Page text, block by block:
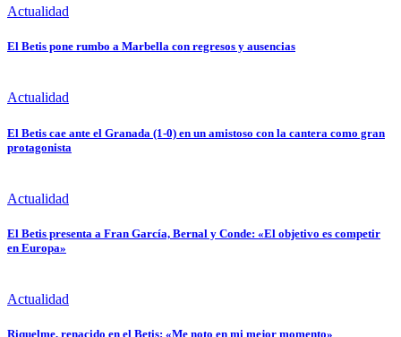
Actualidad
El Betis pone rumbo a Marbella con regresos y ausencias
Actualidad
El Betis cae ante el Granada (1-0) en un amistoso con la cantera como gran
protagonista
Actualidad
El Betis presenta a Fran García, Bernal y Conde: «El objetivo es competir
en Europa»
Actualidad
Riquelme, renacido en el Betis: «Me noto en mi mejor momento»